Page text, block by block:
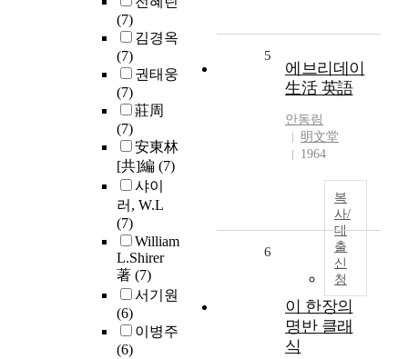
(7)
김경옥
(7)
권태웅
(7)
莊周
(7)
安東林
[共]編 (7)
샤이
러, W.L
(7)
William
L.Shirer
著 (7)
서기원
(6)
이병주
(6)
5
에브리데이
生活 英語
안동림
明文堂
1964
복
사/
대
출
신
청
6
이 한장의
명반 클래
식